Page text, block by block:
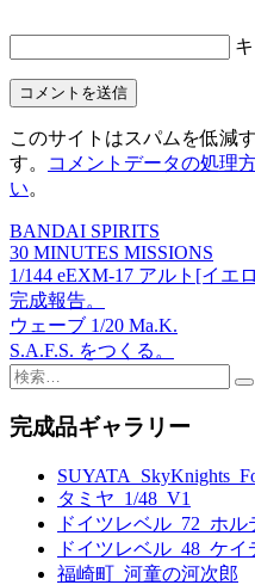
このサイトはスパムを低減
す。
コメントデータの処理
い。
投
稿
ナ
ビ
ゲ
ー
BANDAI SPIRITS
30 MINUTES MISSIONS
1/144 eEXM-17 アルト[イエ
完成報告。
ウェーブ 1/20 Ma.K.
S.A.F.S. をつくる。
検
完成品ギャラリー
タミヤ_1/48_V1
ドイツレベル_72_ホル
ドイツレベル_48_ケイ
福崎町_河童の河次郎